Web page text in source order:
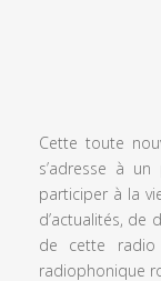
Cette toute
s’adresse à
participer à la
d’actualités, de
de cette radio
radiophonique